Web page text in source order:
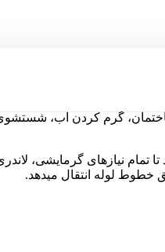
گرم کردن آب،
تمام نیازهای گرمایشی،
خطوط لوله انتقال میدهد.